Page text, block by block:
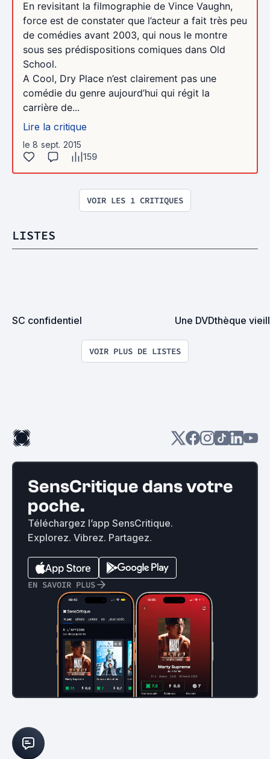
En revisitant la filmographie de Vince Vaughn,
force est de constater que l’acteur a fait très peu
de comédies avant 2003, qui nous le montre
sous ses prédispositions comiques dans Old
School.
A Cool, Dry Place n’est clairement pas une
comédie du genre aujourd’hui qui régit la
carrière de...
Lire la critique
le 8 sept. 2015
159
VOIR LES 1 CRITIQUES
LISTES
SC confidentiel Une DVDthèque
VOIR PLUS DE LISTES
SensCritique dans votre
poche.
Téléchargez l’app SensCritique.
Explorez. Vibrez. Partagez.
EN SAVOIR PLUS